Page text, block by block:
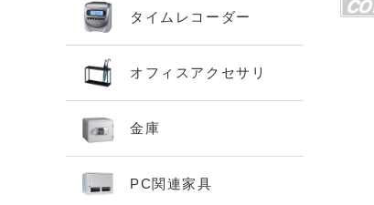
タイムレコーダー
オフィスアクセサリ
金庫
PC関連家具